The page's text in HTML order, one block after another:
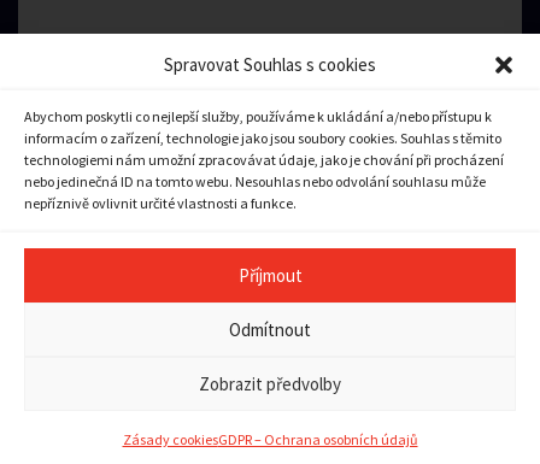
Spravovat Souhlas s cookies
Abychom poskytli co nejlepší služby, používáme k ukládání a/nebo přístupu k
informacím o zařízení, technologie jako jsou soubory cookies. Souhlas s těmito
technologiemi nám umožní zpracovávat údaje, jako je chování při procházení
nebo jedinečná ID na tomto webu. Nesouhlas nebo odvolání souhlasu může
nepříznivě ovlivnit určité vlastnosti a funkce.
Příjmout
Odmítnout
Zobrazit předvolby
Zásady cookiesGDPR – Ochrana osobních údajů
Souhlasím se zpracováníosobních údajů.
Odeslat zprávu
Copyright © 2023 město Pilníkov
přístupnosti a použitelnosti